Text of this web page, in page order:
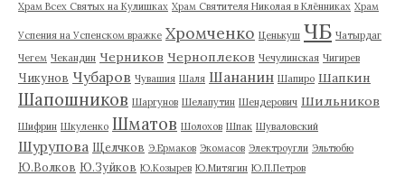
Храм Всех Святых на Кулишках Храм Святителя Николая в Клённиках Храм
Успения на Успенском вражке Хромченко Ценькуш ЧБ Чатырдаг
Чегем Чекандин Черников Черноплеков Чечулинская Чигирев
Чикунов Чубаров Чувашия Шаля Шананин Шапиро Шапкин
Шапошников Шаргунов Шелапутин Шендерович Шильников
Шифрин Шкуленко Шматов Шолохов Шпак Шуваловский
Шурупова Щелчков Э.Ермаков Экомасов Электроугли Эльтюбю
Ю.Волков Ю.Зуйков Ю.Козырев Ю.Митягин Ю.П.Петров